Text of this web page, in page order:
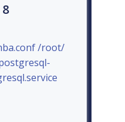
/root/